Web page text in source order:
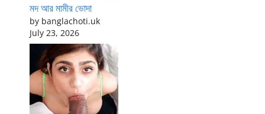
মদ আর মামীর ভোদা
by banglachoti.uk
July 23, 2026